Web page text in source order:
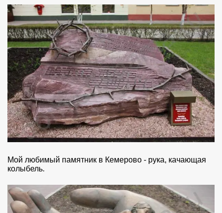
Мой любимый памятник в Кемерово - рука, качающая
колыбель.